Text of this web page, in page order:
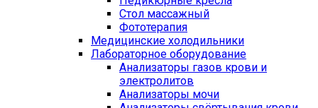
Стол массажный
Фототерапия
Медицинские холодильники
Лабораторное оборудование
Анализаторы газов крови и
электролитов
Анализаторы мочи